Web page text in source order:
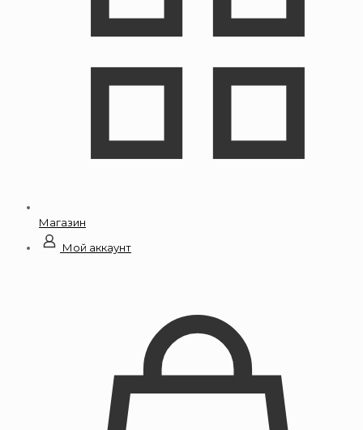
Магазин
Мой аккаунт